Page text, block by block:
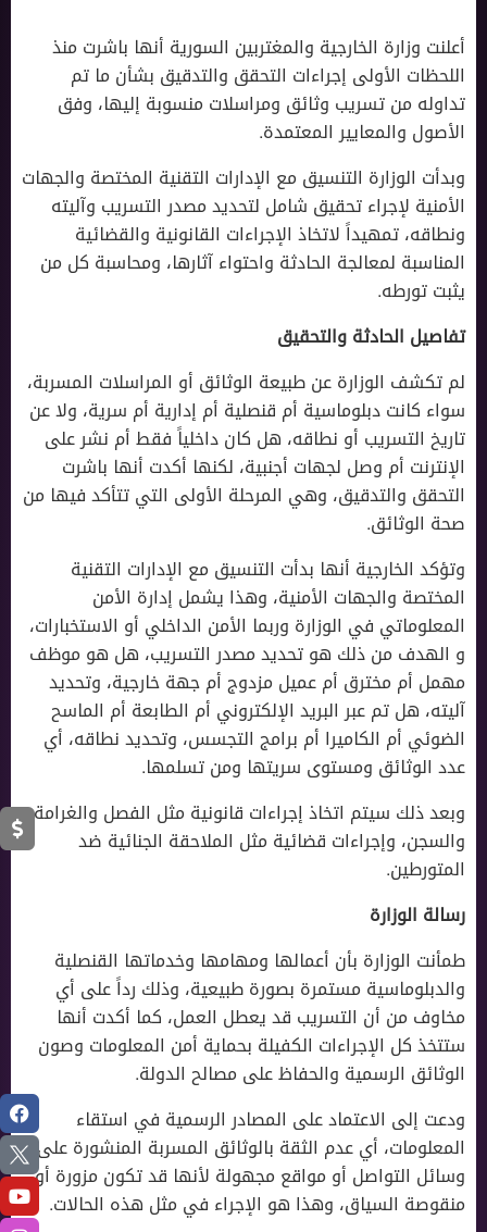
أعلنت وزارة الخارجية والمغتربين السورية أنها باشرت منذ
اللحظات الأولى إجراءات التحقق والتدقيق بشأن ما تم
تداوله من تسريب وثائق ومراسلات منسوبة إليها، وفق
الأصول والمعايير المعتمدة.
وبدأت الوزارة التنسيق مع الإدارات التقنية المختصة والجهات
الأمنية لإجراء تحقيق شامل لتحديد مصدر التسريب وآليته
ونطاقه، تمهيداً لاتخاذ الإجراءات القانونية والقضائية
المناسبة لمعالجة الحادثة واحتواء آثارها، ومحاسبة كل من
يثبت تورطه.
تفاصيل الحادثة والتحقيق
لم تكشف الوزارة عن طبيعة الوثائق أو المراسلات المسربة،
سواء كانت دبلوماسية أم قنصلية أم إدارية أم سرية، ولا عن
تاريخ التسريب أو نطاقه، هل كان داخلياً فقط أم نشر على
الإنترنت أم وصل لجهات أجنبية، لكنها أكدت أنها باشرت
التحقق والتدقيق، وهي المرحلة الأولى التي تتأكد فيها من
صحة الوثائق.
وتؤكد الخارجية أنها بدأت التنسيق مع الإدارات التقنية
المختصة والجهات الأمنية، وهذا يشمل إدارة الأمن
المعلوماتي في الوزارة وربما الأمن الداخلي أو الاستخبارات،
و الهدف من ذلك هو تحديد مصدر التسريب، هل هو موظف
مهمل أم مخترق أم عميل مزدوج أم جهة خارجية، وتحديد
آليته، هل تم عبر البريد الإلكتروني أم الطابعة أم الماسح
الضوئي أم الكاميرا أم برامج التجسس، وتحديد نطاقه، أي
عدد الوثائق ومستوى سريتها ومن تسلمها.
وبعد ذلك سيتم اتخاذ إجراءات قانونية مثل الفصل والغرامة
والسجن، وإجراءات قضائية مثل الملاحقة الجنائية ضد
المتورطين.
رسالة الوزارة
طمأنت الوزارة بأن أعمالها ومهامها وخدماتها القنصلية
والدبلوماسية مستمرة بصورة طبيعية، وذلك رداً على أي
مخاوف من أن التسريب قد يعطل العمل، كما أكدت أنها
ستتخذ كل الإجراءات الكفيلة بحماية أمن المعلومات وصون
الوثائق الرسمية والحفاظ على مصالح الدولة.
ودعت إلى الاعتماد على المصادر الرسمية في استقاء
المعلومات، أي عدم الثقة بالوثائق المسربة المنشورة على
وسائل التواصل أو مواقع مجهولة لأنها قد تكون مزورة أو
منقوصة السياق، وهذا هو الإجراء في مثل هذه الحالات.